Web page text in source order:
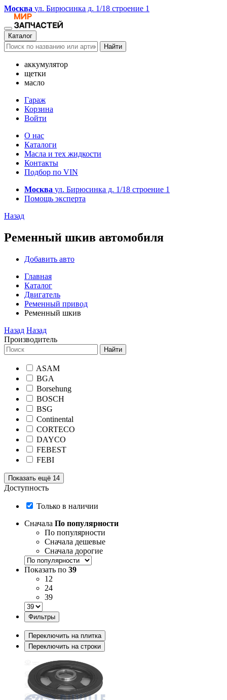
Москва ул. Бирюсинка д. 1/18 строение 1
Каталог
Найти
аккумулятор
щетки
масло
Гараж
Корзина
Войти
О нас
Каталоги
Масла и тех жидкости
Контакты
Подбор по VIN
Москва ул. Бирюсинка д. 1/18 строение 1
Помощь эксперта
Назад
Ременный шкив автомобиля
Добавить авто
Главная
Каталог
Двигатель
Ременный привод
Ременный шкив
Назад Назад
Производитель
Найти
ASAM
BGA
Borsehung
BOSCH
BSG
Continental
CORTECO
DAYCO
FEBEST
FEBI
Показать ещё 14
Доступность
Только в наличии
Сначала По популярности
По популярности
Сначала дешевые
Сначала дорогие
Показать по 39
12
24
39
Фильтры
Переключить на плитка
Переключить на строки